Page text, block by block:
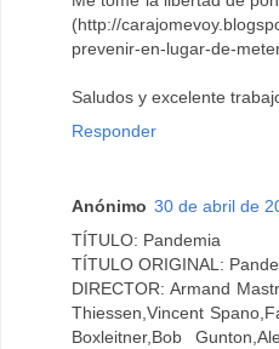
(http://
prevenir-en-lugar-de-
Saludos y excelente
Responder
Anónimo 30 de abril de
TÍTULO: Pandemia
TÍTULO ORIGINAL:
DIRECTOR: Armand
Thiessen,Vincent
Boxleitner,Bob